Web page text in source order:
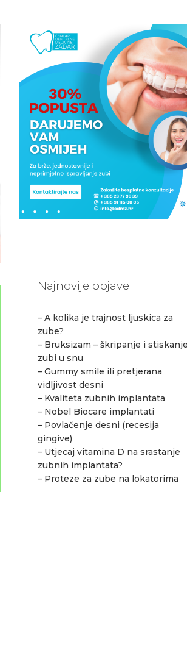
Najnovije objave
– A kolika je trajnost ljuskica za
zube?
– Bruksizam – škripanje i stiskanje
zubi u snu
– Gummy smile ili pretjerana
vidljivost desni
– Kvaliteta zubnih implantata
– Nobel Biocare implantati
– Povlačenje desni (recesija
gingive)
– Utjecaj vitamina D na srastanje
zubnih implantata?
– Proteze za zube na lokatorima